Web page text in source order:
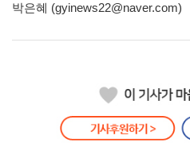
박은혜 (gyinews22@naver.com)